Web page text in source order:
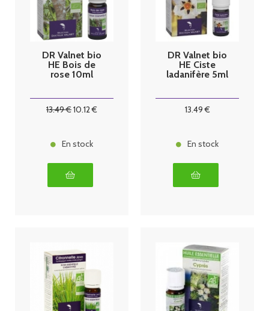
DR Valnet bio
HE Bois de
rose 10ml
13.49€10.12€
En stock
DR Valnet bio
HE Ciste
ladanifère 5ml
13.49€
En stock